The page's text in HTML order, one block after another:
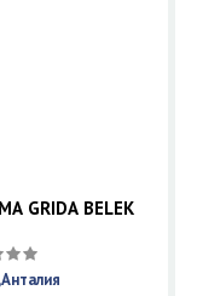
GRIDA BELEK